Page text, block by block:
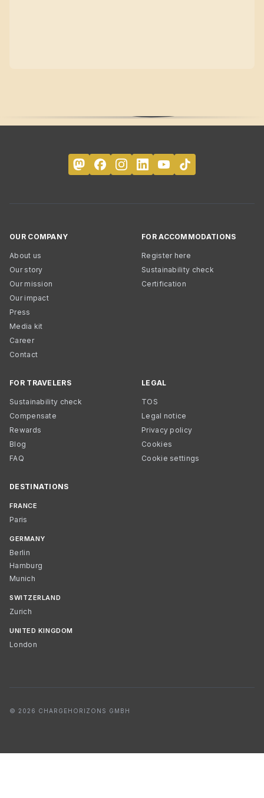
OUR COMPANY
About us
Our story
Our mission
Our impact
Press
Media kit
Career
Contact
FOR ACCOMMODATIONS
Register here
Sustainability check
Certification
FOR TRAVELERS
Sustainability check
Compensate
Rewards
Blog
FAQ
LEGAL
TOS
Legal notice
Privacy policy
Cookies
Cookie settings
DESTINATIONS
FRANCE
Paris
GERMANY
Berlin
Hamburg
Munich
SWITZERLAND
Zurich
UNITED KINGDOM
London
© 2026 CHARGEHORIZONS GMBH